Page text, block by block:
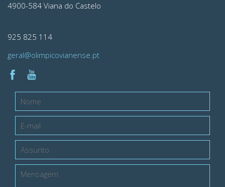
4900-584 Viana do Castelo
925 825 114
geral@olimpicovianense.pt